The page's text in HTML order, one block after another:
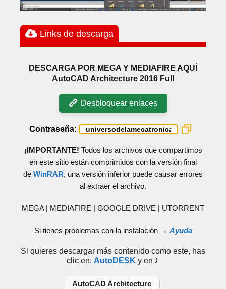
Links de descarga
DESCARGA POR MEGA Y MEDIAFIRE AQUÍ
AutoCAD Architecture 2016 Full
Desbloquear enlaces
Contraseña:
¡IMPORTANTE! Todos los archivos que compartimos
en este sitio están comprimidos con la versión final
de WinRAR, una versión inferior puede causar errores
al extraer el archivo.
MEGA | MEDIAFIRE | GOOGLE DRIVE | UTORRENT
Si tienes problemas con la instalación → Ayuda
Si quieres descargar más contenido como este, has
clic en: AutoDESK y en⤸
AutoCAD Architecture